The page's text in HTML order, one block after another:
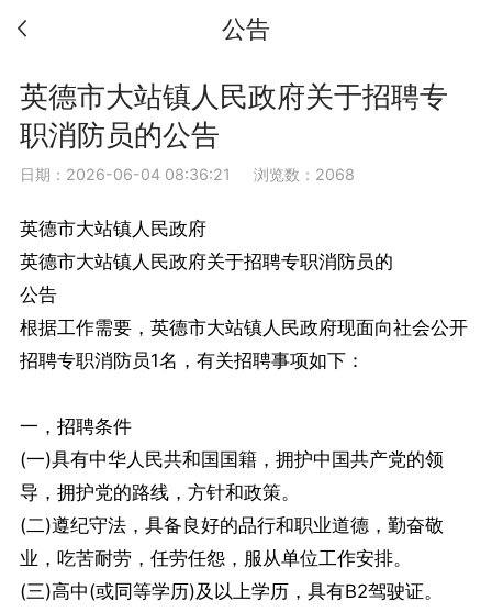
公告
英德市大站镇人民政府关于招聘专
职消防员的公告
日期：2026-06-04 08:36:21浏览数：2068
英德市大站镇人民政府
英德市大站镇人民政府关于招聘专职消防员的
公告
根据工作需要，英德市大站镇人民政府现面向社会公开
招聘专职消防员1名，有关招聘事项如下：
一，招聘条件
(一)具有中华人民共和国国籍，拥护中国共产党的领
导，拥护党的路线，方针和政策。
(二)遵纪守法，具备良好的品行和职业道德，勤奋敬
业，吃苦耐劳，任劳任怨，服从单位工作安排。
(三)高中(或同等学历)及以上学历，具有B2驾驶证。